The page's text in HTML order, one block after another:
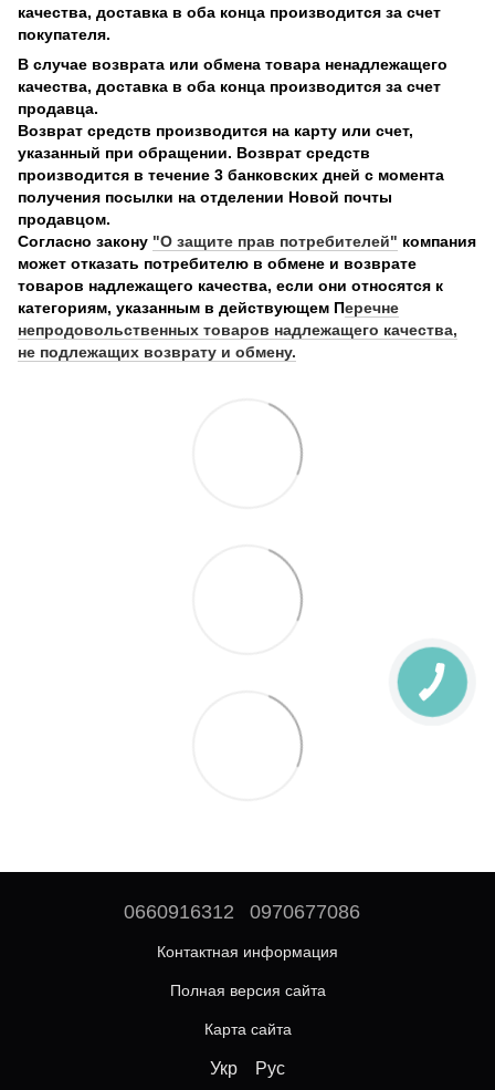
качества, доставка в оба конца производится за счет
покупателя.
В случае возврата или обмена товара ненадлежащего
качества, доставка в оба конца производится за счет
продавца.
Возврат средств производится на карту или счет,
указанный при обращении. Возврат средств
производится в течение 3 банковских дней с момента
получения посылки на отделении Новой почты
продавцом.
Согласно закону "О защите прав потребителей" компания
может отказать потребителю в обмене и возврате
товаров надлежащего качества, если они относятся к
категориям, указанным в действующем Перечне
непродовольственных товаров надлежащего качества,
не подлежащих возврату и обмену.
0660916312 0970677086
Контактная информация
Полная версия сайта
Карта сайта
Укр Рус